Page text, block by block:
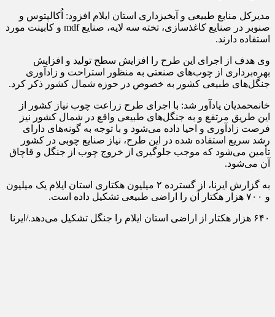
مدیرکل منابع طبیعی و آبخیزداری استان ایلام افزود: اُکالپتوس و
صنوبر در صنایع کاغذسازی، تخته سه لایه، صنایع mdf و کابینت مورد
استفاده دارند.
وی هدف از اجرای این طرح را افزایش سطح تولید و افزایش
بهره‌برداری از چوب‌های صنعتی به منظور استراحت و زادآوری
جنگل‌های طبیعی کشور به خصوص در حوزه شمال کشور ذکر کرد.
خانمحمدیان یادآور شد: با اجرای طرح زراعت چوب نیاز کشور از
این طریق مرتفع و به جنگل‌های طبیعی واقع در شمال کشور نیز
فرصت زادآوری و احیا داده می‌شود و با توجه به گونه‌های دارای
رشد سریع استفاده شده در این طرح، نیاز صنایع چوبی در کشور
تأمین می‌شود که موجب جلوگیری از خروج چوب از جنگل و قاچاق
آن می‌شود.
به گزارش ایرنا، از گسترده ۲ میلیون هکتاری استان ایلام یک میلیون
و ۷۰۰ هزار هکتار آن را اراضی طبیعی تشکیل داده است.
۶۴۰ هزار هکتار از اراضی استان ایلام را جنگل تشکیل می‌دهد./ایرنا